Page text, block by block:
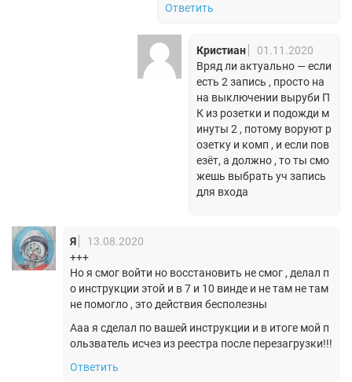
Ответить
Кристиан
01.11.2020
Вряд ли актуально — если
есть 2 запись , просто на
на выключении выруби П
К из розетки и подожди м
инуты 2 , потому воруют р
озетку и комп , и если пов
езёт, а должно , то ты смо
жешь выбрать уч запись
для входа
Я
13.08.2020
+++
Но я смог войти но восстановить не смог , делал п
о инструкции этой и в 7 и 10 винде и не там не там
не помогло , это действия бесполезны
Ааа я сделал по вашей инструкции и в итоге мой п
ользватель исчез из реестра после перезагрузки!!!
Ответить